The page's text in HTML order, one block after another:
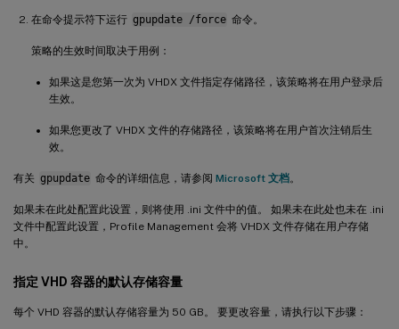
在命令提示符下运行 gpupdate /force 命令。
策略的生效时间取决于用例：
如果这是您第一次为 VHDX 文件指定存储路径，该策略将在用户登录后
生效。
如果您更改了 VHDX 文件的存储路径，该策略将在用户首次注销后生
效。
有关 gpupdate 命令的详细信息，请参阅 Microsoft 文档。
如果未在此处配置此设置，则将使用 .ini 文件中的值。 如果未在此处也未在 .ini
文件中配置此设置，Profile Management 会将 VHDX 文件存储在用户存储
中。
指定 VHD 容器的默认存储容量
每个 VHD 容器的默认存储容量为 50 GB。 要更改容量，请执行以下步骤：